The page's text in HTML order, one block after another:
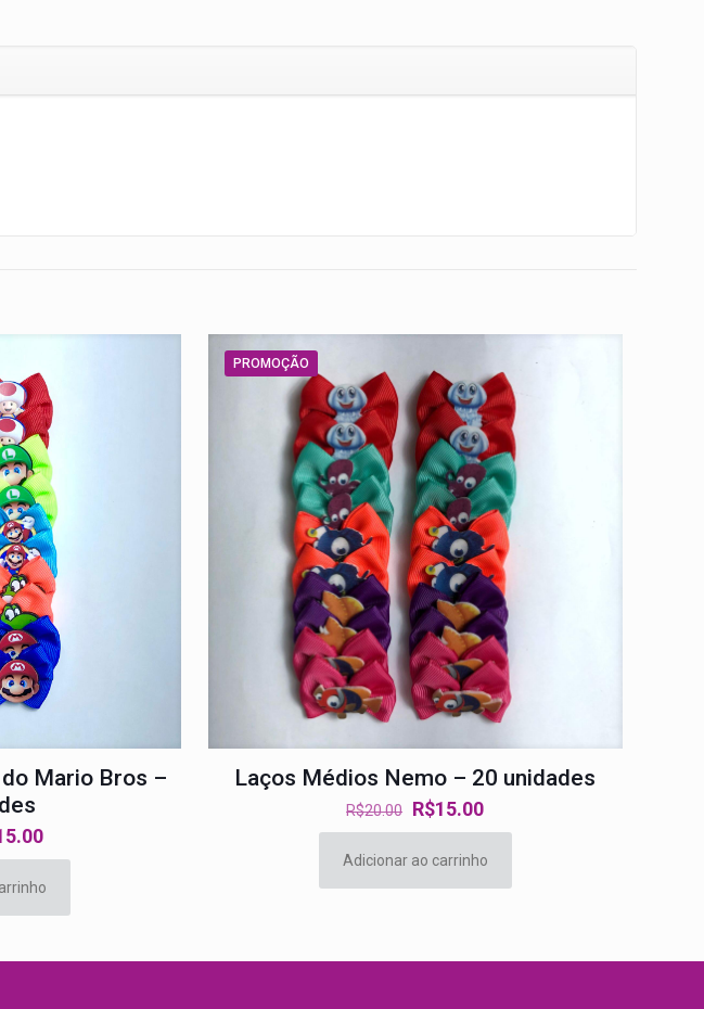
Mario Bros –
O
preço
atual
é:
PROMOÇÃO
Laços Médios Nemo – 20 unidades
R$20.00 O
preço
original
era:
R$15.00O
preço
atual
é:
Adicionar ao carrinho